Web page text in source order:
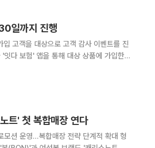
일까지 진행
고객을 대상으로 고객 감사 이벤트를 진
트' 첫 복합매장 연다
션 운영…복합매장 전략 단계적 확대 형